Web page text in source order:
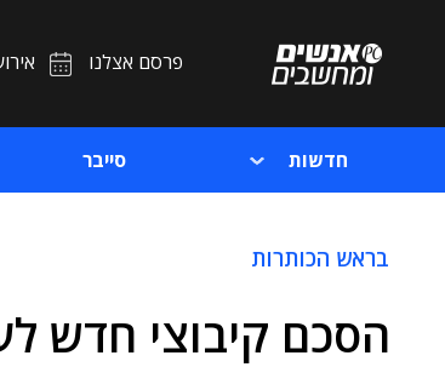
פרסם אצלנו
חדשות סייבר
בראש הכותרות
הסכם קיבוצי חדש